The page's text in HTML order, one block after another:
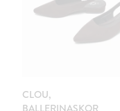
CLOU,
BALLERINASKOR